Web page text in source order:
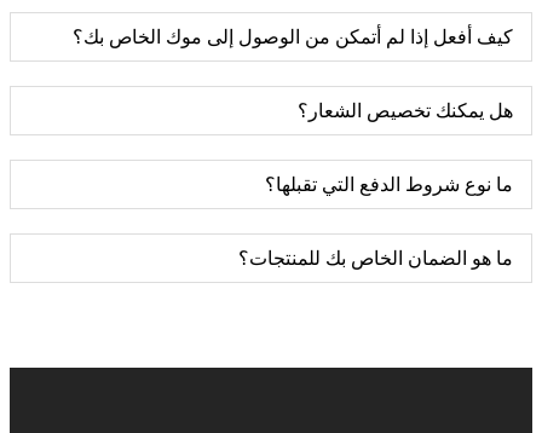
كيف أفعل إذا لم أتمكن من الوصول إلى موك الخاص بك؟
هل يمكنك تخصيص الشعار؟
ما نوع شروط الدفع التي تقبلها؟
ما هو الضمان الخاص بك للمنتجات؟